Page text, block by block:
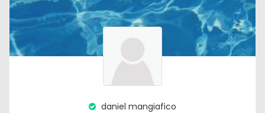
daniel mangiafico